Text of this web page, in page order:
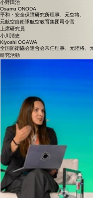
柚原正敬
Masataka YUHARA
日本李登輝友の会常務理事・事務局長、
上席研究員
阿久津博康
Hiroyasu AKUTSU
ラブダン・アカデミー教授、日本李登輝
研究所所長
小野田治
Kiyoshi OGAWA
全国防衛協会連合会常任理事、元陸将、
研究活動